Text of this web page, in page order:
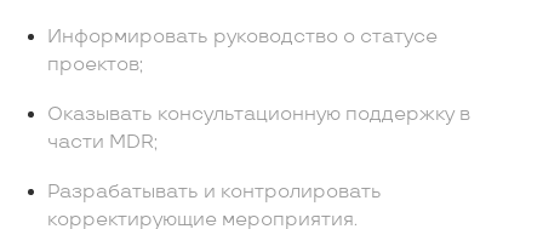
Информировать руководство о статусе
проектов;
Оказывать консультационную поддержку в
части MDR;
Разрабатывать и контролировать
корректирующие мероприятия.